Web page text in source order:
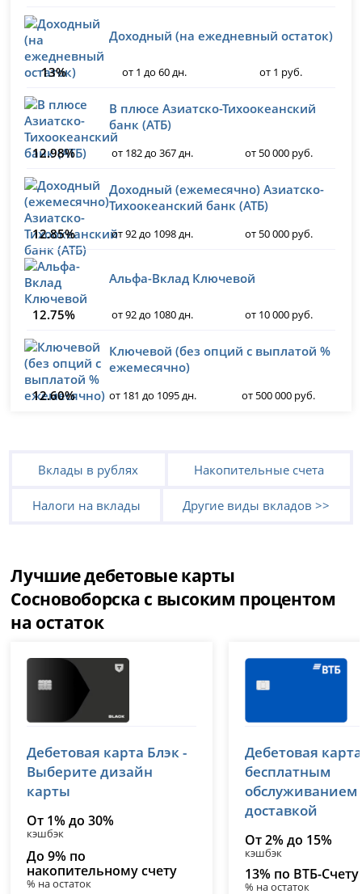
Доходный (на ежедневный остаток)
13% от 1 до 60 дн. от 1 руб.
В плюсе Азиатско-Тихоокеанский
банк (АТБ)
12.98%
от 182 до 367 дн. от 50 000 руб.
Доходный (ежемесячно) Азиатско-
Тихоокеанский банк (АТБ)
12.85%
от 92 до 1098 дн. от 50 000 руб.
Альфа-Вклад Ключевой
12.75% от 92 до 1080 дн. от 10 000 руб.
Ключевой (без опций с выплатой %
ежемесячно)
12.60%
от 181 до 1095 дн. от 500 000 руб.
Вклады в рублях Накопительные счета
Налоги на вклады Другие виды вкладов >>
Лучшие дебетовые карты
Сосновоборска с высоким процентом
на остаток
лицензия № 2673
Дебетовая карта Блэк -
Выберите дизайн
карты
От 1% до 30%
кэшбэк
До 9% по
накопительному счету
% на остаток
лицензия № 1000
Дебетовая
бесплатным
обслуживанием
доставкой
От 2% до 15%
кэшбэк
13% по ВТБ-Счету
% на остаток